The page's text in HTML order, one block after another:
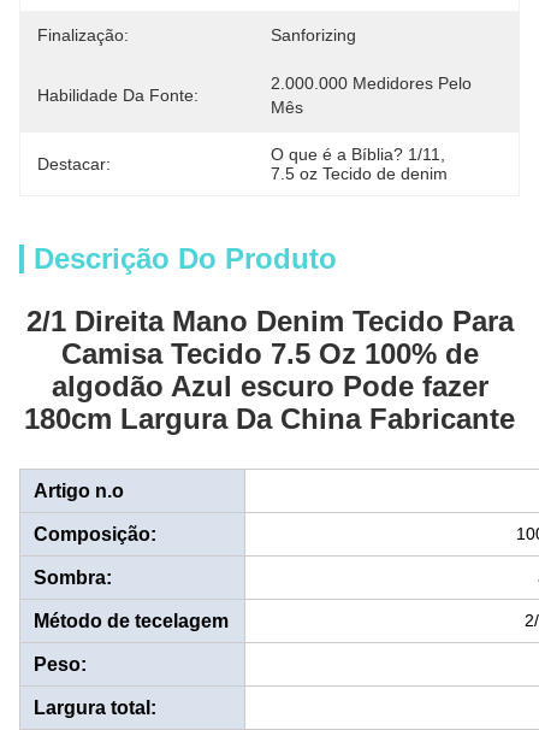
Finalização: Sanforizing
Habilidade Da Fonte:
2.000.000 Medidores Pelo
Mês
Destacar: O que é a Bíblia? 1/11
7.5 oz Tecido de denim
Descrição Do Produto
2/1 Direita Mano Denim Tecido Para
Camisa Tecido 7.5 Oz 100% de
algodão Azul escuro Pode fazer
180cm Largura Da China Fabricante
Artigo n.o
Composição:
Sombra:
Método de tecelagem
Peso:
Largura total: